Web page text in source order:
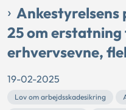
Ankestyrelsens
25 om
erhvervsevne,
19-02-2025
Lov om arbejdsskadesikring